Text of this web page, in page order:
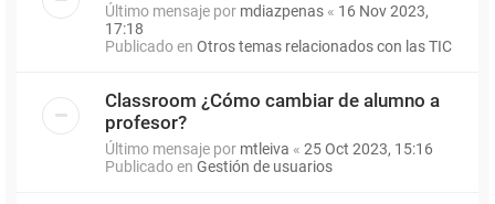
Último mensaje por mdiazpenas « 16 Nov 2023,
17:18
Publicado en Otros temas relacionados con las TIC
Classroom ¿Cómo cambiar de alumno a
profesor?
Último mensaje por mtleiva « 25 Oct 2023, 15:16
Publicado en Gestión de usuarios